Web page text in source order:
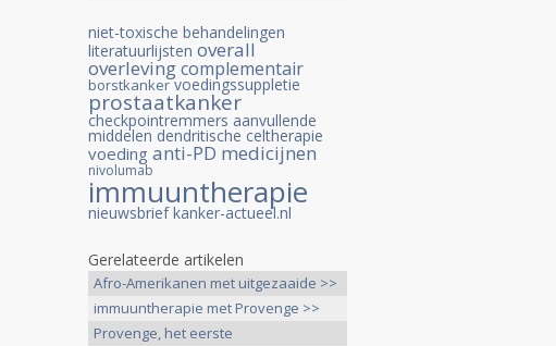
niet-toxische behandelingen
literatuurlijsten overall
overlevingcomplementair
borstkanker voedingssuppletie
prostaatkanker
checkpointremmers aanvullende
middelen dendritische celtherapie
voeding anti-PD medicijnen
nivolumab
immuuntherapie
nieuwsbrief kanker-actueel.nl
Gerelateerde artikelen
Afro-Amerikanen met uitgezaaide >>
immuuntherapie met Provenge >>
Provenge, het eerste